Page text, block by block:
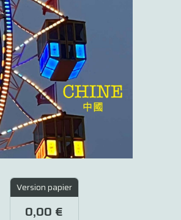
Version papier
0,00 €